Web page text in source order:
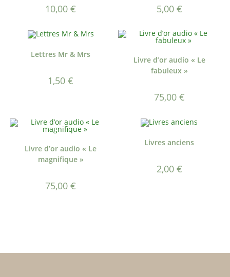
10,00€ 5,00 €
Lettres Mr & Mrs
1,50€
Livre d’or audio « Le
fabuleux »
75,00 €
Livre d’or audio « Le
magnifique »
75,00€
Livres anciens
2,00 €